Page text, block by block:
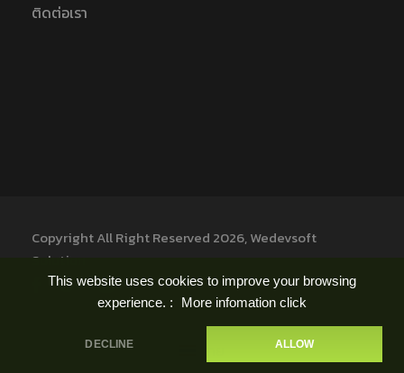
This website uses cookies to improve your browsing
experience. :
More infomation click
DECLINE ALLOW
ติดต่อเรา
Copyright All Right Reserved 2026, Wedevsoft
Solution